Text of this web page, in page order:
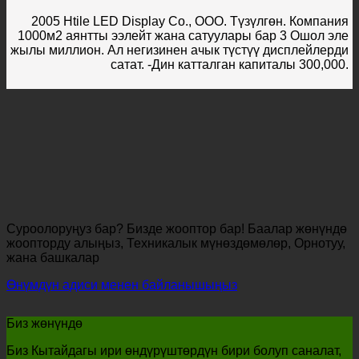
2005 Htile LED Display Co., ООО. Түзүлгөн. Компания
1000м2 аянтты ээлейт жана сатуулары бар 3 Ошол эле
жылы миллион. Ал негизинен ачык түстүү дисплейлерди
сатат. -Дин катталган капиталы 300,000.
Суроолоруңуз бар? Бизде жооптор бар! Баалар жөнүндө
жоопторду алыңыз, Техникалык мүнөздөмөлөр, Орнотуу,
жана башкалар
Өнүмдүн адиси менен байланышыңыз
Биз жөнүндө
Биз Кытайдагы ири өндүрүштөрдүн бири болуп саналат,